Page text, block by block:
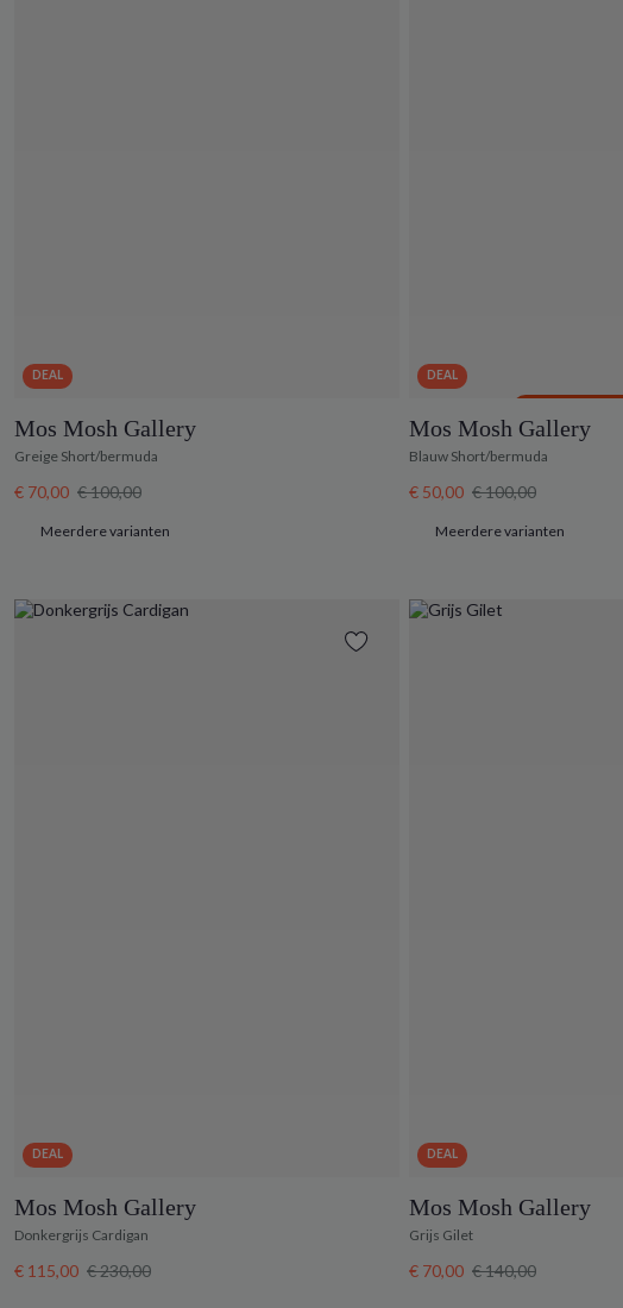
DEAL
Mos Mosh Gallery
Greige Short/bermuda
€ 70,00 € 100,00
Meerdere varianten
DEAL
Mos Mosh Gallery
Blauw Short/bermuda
€ 50,00 € 100,00
Meerdere varianten
DEAL
Mos Mosh Gallery
Donkergrijs Cardigan
€ 115,00 € 230,00
DEAL
Mos Mosh Gallery
Grijs Gilet
€ 70,00 € 140,00